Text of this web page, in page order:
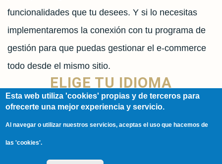
funcionalidades que tu desees. Y si lo necesitas
implementaremos la conexión con tu programa de
gestión para que puedas gestionar el e-commerce
todo desde el mismo sitio.
ELIGE TU IDIOMA
English
Esta web utiliza 'cookies' propias y de terceros para
ofrecerte una mejor experiencia y servicio.
Al navegar o utilizar nuestros servicios, aceptas el uso que hacemos de
las 'cookies'.